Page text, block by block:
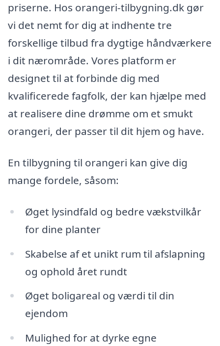
priserne. Hos orangeri-tilbygning.dk gør
vi det nemt for dig at indhente tre
forskellige tilbud fra dygtige håndværkere
i dit nærområde. Vores platform er
designet til at forbinde dig med
kvalificerede fagfolk, der kan hjælpe med
at realisere dine drømme om et smukt
orangeri, der passer til dit hjem og have.
En tilbygning til orangeri kan give dig
mange fordele, såsom:
Øget lysindfald og bedre vækstvilkår
for dine planter
Skabelse af et unikt rum til afslapning
og ophold året rundt
Øget boligareal og værdi til din
ejendom
Mulighed for at dyrke egne